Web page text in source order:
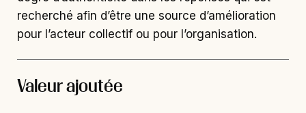
recherché afin d’être une source d’amélioration
pour l’acteur collectif ou pour l’organisation.
Valeur ajoutée